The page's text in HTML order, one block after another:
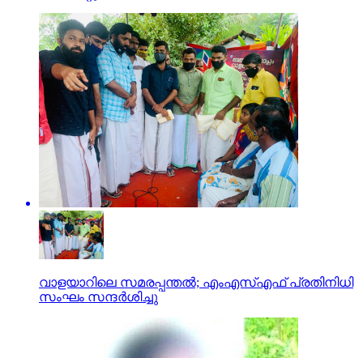
വാളയാറിലെ സമരപ്പന്തല്‍; എംഎസ്എഫ് പ്രതിനിധി
സംഘം സന്ദര്‍ശിച്ചു